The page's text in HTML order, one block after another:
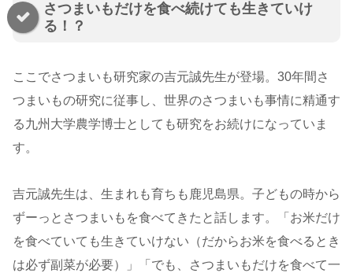
さつまいもだけを食べ続けても生きていけ
る！？
ここでさつまいも研究家の吉元誠先生が登場。30年間さ
つまいもの研究に従事し、世界のさつまいも事情に精通す
る九州大学農学博士としても研究をお続けになっていま
す。
吉元誠先生は、生まれも育ちも鹿児島県。子どもの時から
ずーっとさつまいもを食べてきたと話します。「お米だけ
を食べていても生きていけない（だからお米を食べるとき
は必ず副菜が必要）」「でも、さつまいもだけを食べて一